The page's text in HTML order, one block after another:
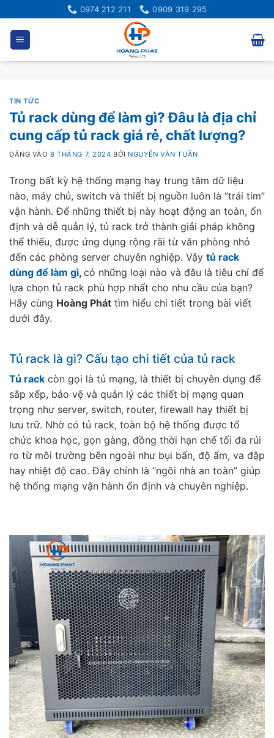
qua
dung
0974 212 211 0909 319 295
TIN TỨC
Tủ rack dùng để làm gì? Đâu là địa chỉ
cung cấp tủ rack giá rẻ, chất lượng?
ĐĂNG VÀO8 THÁNG 7, 2024 BỞI NGUYỄN VĂN TUẦN
Trong bất kỳ hệ thống mạng hay trung tâm dữ liệu
nào, máy chủ, switch và thiết bị nguồn luôn là “trái tim”
vận hành. Để những thiết bị này hoạt động an toàn, ổn
định và dễ quản lý, tủ rack trở thành giải pháp không
thể thiếu, được ứng dụng rộng rãi từ văn phòng nhỏ
đến các phòng server chuyên nghiệp. Vậy tủ rack
dùng để làm gì, có những loại nào và đâu là tiêu chí để
lựa chọn tủ rack phù hợp nhất cho nhu cầu của bạn?
Hãy cùng Hoàng Phát tìm hiểu chi tiết trong bài viết
dưới đây.
Tủ rack là gì? Cấu tạo chi tiết của tủ rack
Tủ rack còn gọi là tủ mạng, là thiết bị chuyên dụng để
sắp xếp, bảo vệ và quản lý các thiết bị mạng quan
trọng như server, switch, router, firewall hay thiết bị
lưu trữ. Nhờ có tủ rack, toàn bộ hệ thống được tổ
chức khoa học, gọn gàng, đồng thời hạn chế tối đa rủi
ro từ môi trường bên ngoài như bụi bẩn, độ ẩm, va đập
hay nhiệt độ cao. Đây chính là “ngôi nhà an toàn” giúp
hệ thống mạng vận hành ổn định và chuyên nghiệp.